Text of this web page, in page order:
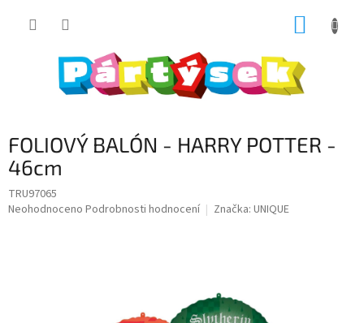
FOLIOVÝ BALÓN - HARRY POTTER -
46cm
TRU97065
Průměrné
Neohodnoceno Podrobnosti hodnocení Značka: UNIQUE